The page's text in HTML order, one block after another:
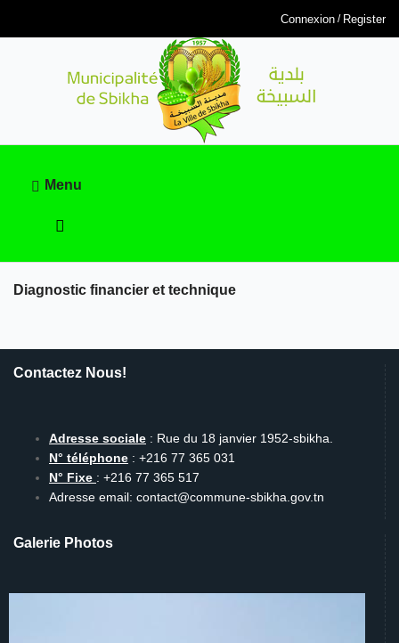
Connexion Register
Menu
Diagnostic financier et technique
Contactez Nous!
Adresse sociale : Rue du 18 janvier 1952-sbikha.
N° téléphone : +216 77 365 031
N° Fixe : +216 77 365 517
Adresse email: contact@commune-sbikha.gov.tn
Galerie Photos